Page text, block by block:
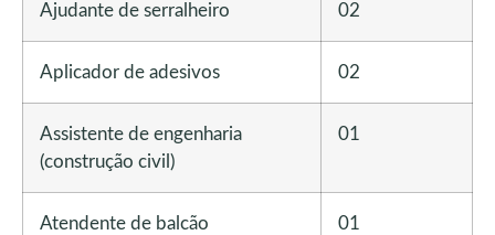
Ajudante de serralheiro 02
Aplicador de adesivos 02
Assistente de engenharia
(construção civil)
01
Atendente de balcão 01